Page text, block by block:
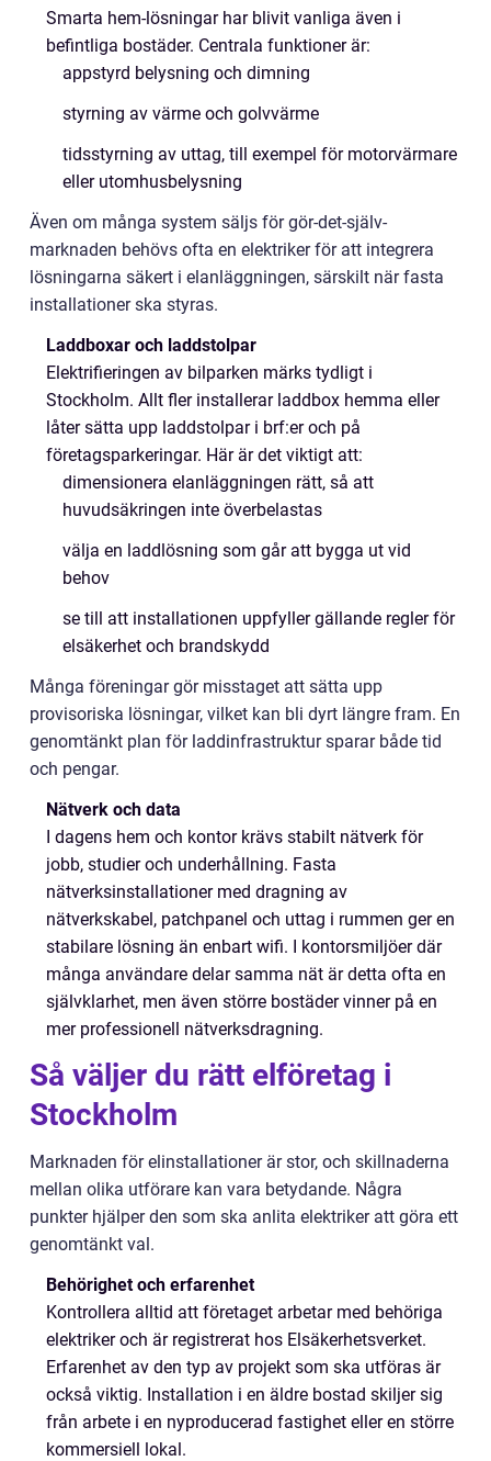
Smarta hem-lösningar har blivit vanliga även i
befintliga bostäder. Centrala funktioner är:
appstyrd belysning och dimning
styrning av värme och golvvärme
tidsstyrning av uttag, till exempel för motorvärmare
eller utomhusbelysning
Även om många system säljs för gör-det-själv-
marknaden behövs ofta en elektriker för att integrera
lösningarna säkert i elanläggningen, särskilt när fasta
installationer ska styras.
Laddboxar och laddstolpar
Elektrifieringen av bilparken märks tydligt i
Stockholm. Allt fler installerar laddbox hemma eller
låter sätta upp laddstolpar i brf:er och på
företagsparkeringar. Här är det viktigt att:
dimensionera elanläggningen rätt, så att
huvudsäkringen inte överbelastas
välja en laddlösning som går att bygga ut vid
behov
se till att installationen uppfyller gällande regler för
elsäkerhet och brandskydd
Många föreningar gör misstaget att sätta upp
provisoriska lösningar, vilket kan bli dyrt längre fram. En
genomtänkt plan för laddinfrastruktur sparar både tid
och pengar.
Nätverk och data
I dagens hem och kontor krävs stabilt nätverk för
jobb, studier och underhållning. Fasta
nätverksinstallationer med dragning av
nätverkskabel, patchpanel och uttag i rummen ger en
stabilare lösning än enbart wifi. I kontorsmiljöer där
många användare delar samma nät är detta ofta en
självklarhet, men även större bostäder vinner på en
mer professionell nätverksdragning.
Så väljer du rätt elföretag i
Stockholm
Marknaden för elinstallationer är stor, och skillnaderna
mellan olika utförare kan vara betydande. Några
punkter hjälper den som ska anlita elektriker att göra ett
genomtänkt val.
Behörighet och erfarenhet
Kontrollera alltid att företaget arbetar med behöriga
elektriker och är registrerat hos Elsäkerhetsverket.
Erfarenhet av den typ av projekt som ska utföras är
också viktig. Installation i en äldre bostad skiljer sig
från arbete i en nyproducerad fastighet eller en större
kommersiell lokal.